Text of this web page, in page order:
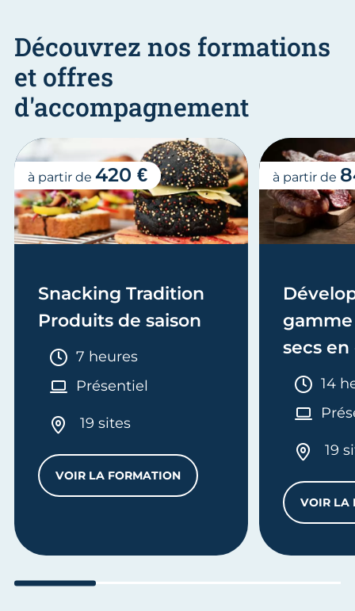
Découvrez nos formations
et offres
d'accompagnement
Snacking Tradition
Produits de saison
Durée :
7 heures
Présentiel
19 sites
VOIR LA FORMATIONSNACKING TRADITION PRODUITS DE
à partir de 420 €
secs
14
19
VOIR LA
à partir de